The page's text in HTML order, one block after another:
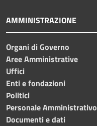
AMMINISTRAZIONE
Organi di Governo
Aree Amministrative
Uffici
Enti e fondazioni
Politici
Personale Amministrativo
Documenti e dati